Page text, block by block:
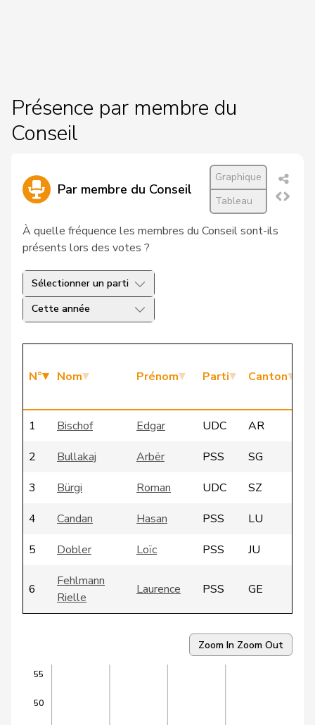
Présence par membre du
Conseil
Par membre du Conseil
Graphique
Tableau
À quelle fréquence les membres du Conseil sont-ils
présents lors des votes ?
Sélectionner un parti
Cette année
N° Nom Prénom Parti Canton
1 Bischof Edgar UDC
AR
2
Bullakaj Arbër PSS
SG
3
Bürgi Roman UDC
SZ
4
Candan Hasan PSS
LU
5
Dobler Loïc PSS JU
6
Fehlmann
Rielle
Laurence PSS GE
8 Gantenbein
VERT-
9
Zoom In Zoom Out
50
55